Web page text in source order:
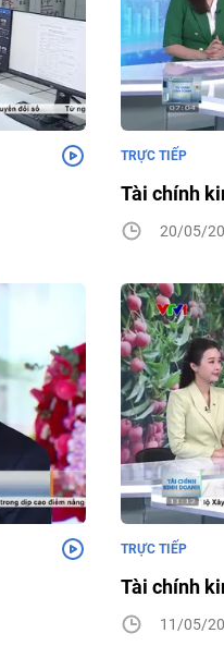
Tài chính
TRỰC TIẾP
20/05/
Tài chính
TRỰC TIẾP
11/05/